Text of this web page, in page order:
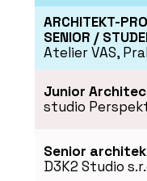
ARCHITEKT-
SENIOR /
Atelier VAS,
Junior
studio
Senior
D3K2 Studio